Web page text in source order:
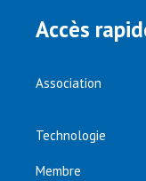
Accès
Association
Technologie
Membre